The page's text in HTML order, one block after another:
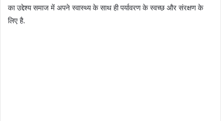
का उद्देश्य समाज में अपने स्वास्थ्य के साथ ही पर्यावरण के स्वच्छ और संरक्षण के
लिए है.